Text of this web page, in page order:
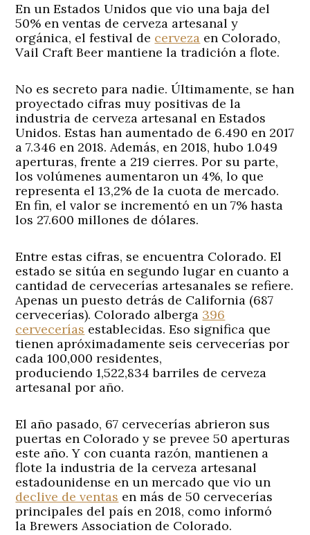
En un Estados Unidos que vio una baja del
50% en ventas de cerveza artesanal y
orgánica, el festival de cerveza en Colorado,
Vail Craft Beer mantiene la tradición a flote.
No es secreto para nadie. Últimamente, se han
proyectado cifras muy positivas de la
industria de cerveza artesanal en Estados
Unidos. Estas han aumentado de 6.490 en 2017
a 7.346 en 2018. Además, en 2018, hubo 1.049
aperturas, frente a 219 cierres. Por su parte,
los volúmenes aumentaron un 4%, lo que
representa el 13,2% de la cuota de mercado.
En fin, el valor se incrementó en un 7% hasta
los 27.600 millones de dólares.
Entre estas cifras, se encuentra Colorado. El
estado se sitúa en segundo lugar en cuanto a
cantidad de cervecerías artesanales se refiere.
Apenas un puesto detrás de California (687
cervecerías). Colorado alberga 396
cervecerías establecidas. Eso significa que
tienen apróximadamente seis cervecerías por
cada 100,000 residentes,
produciendo 1,522,834 barriles de cerveza
artesanal por año.
El año pasado, 67 cervecerías abrieron sus
puertas en Colorado y se prevee 50 aperturas
este año. Y con cuanta razón, mantienen a
flote la industria de la cerveza artesanal
estadounidense en un mercado que vio un
declive de ventas en más de 50 cervecerías
principales del país en 2018, como informó
laBrewers Association de Colorado.